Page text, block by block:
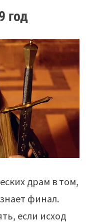
год
драм в том,
финал.
если исход